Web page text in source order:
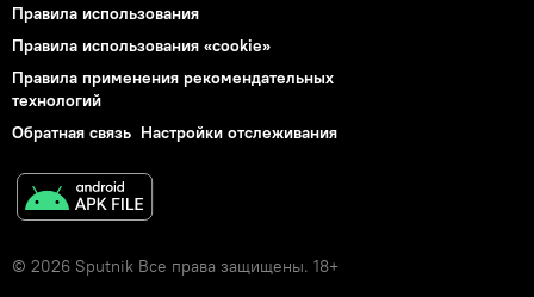
Правила использования
Правила использования «cookie»
Правила применения рекомендательных
технологий
Обратная связь Настройки отслеживания
© 2026 Sputnik Все права защищены. 18+